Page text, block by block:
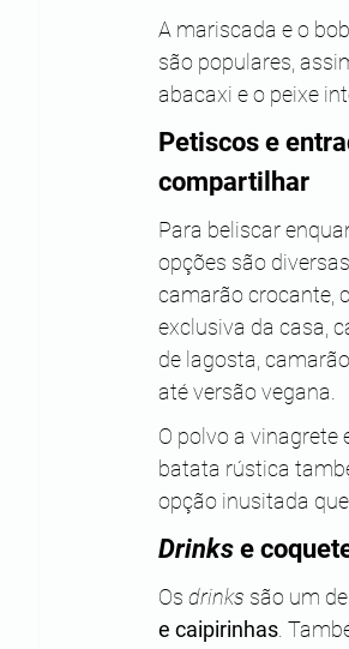
A mariscada e o
são populares,
abacaxi e o peixe
Petiscos e
compartilhar
Para beliscar
opções são
camarão crocante,
exclusiva da casa,
de lagosta,
até versão vegana.
O polvo a vinagrete
batata rústica
opção inusitada
Drinks e
Os drinks são um
e caipirinhas.